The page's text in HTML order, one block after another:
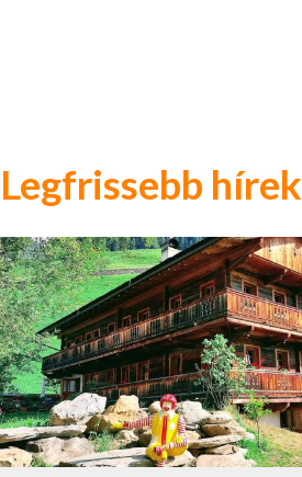
Legfrissebb hírek